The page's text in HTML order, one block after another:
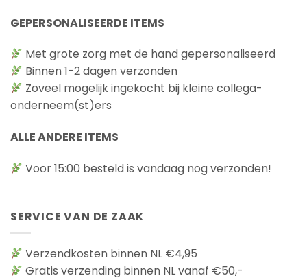
op
productpagina
GEPERSONALISEERDE ITEMS
Met grote zorg met de hand gepersonaliseerd
Binnen 1-2 dagen verzonden
Zoveel mogelijk ingekocht bij kleine collega-
onderneem(st)ers
ALLE ANDERE ITEMS
Voor 15:00 besteld is vandaag nog verzonden!
SERVICE VAN DE ZAAK
Verzendkosten binnen NL €4,95
Gratis verzending binnen NL vanaf €50,-